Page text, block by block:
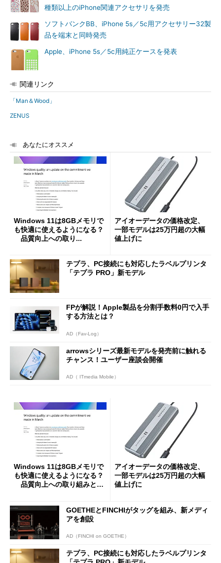
種類以上のiPhone関連アクセサリを発売
ソフトバンクBB、iPhone 5s／5c用アクセサリー32製
品を端末と同時発売
Apple、iPhone 5s／5c用純正ケースを発表
関連リンク
「Man＆Wood」
ZENUS
あなたにオススメ
Windows 11は8GBメモリで
も快適に使えるようになる？
品質向上への取り...
アイオーデータの価格改定、
一部モデルは25万円超の大幅
値上げに
テプラ、PC接続にも対応したラベルプリンタ
「テプラ PRO」新モデル
FPが解説！Apple製品を分割手数料0円で入手
する方法とは？
AD（Fav-Log）
arrowsシリーズ最新モデルを発売前に触れる
チャンス！ユーザー座談会開催
AD（ ITmedia Mobile）
Windows 11は8GBメモリで
も快適に使えるようになる？
品質向上への取り組みと
アイオーデータの価格改定、
一部モデルは25万円超の大幅
値上げに
GOETHEとFINCHIがタッグを組み、新メディ
アを創設
AD（FINCHI on GOETHE）
テプラ、PC接続にも対応したラベルプリンタ